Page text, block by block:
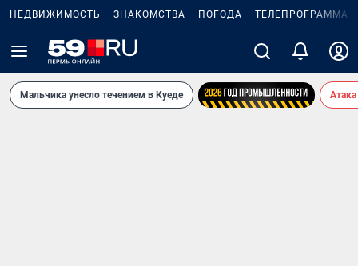
НЕДВИЖИМОСТЬ ЗНАКОМСТВА ПОГОДА ТЕЛЕПРОГРАММА
Мальчика унесло течением в Куеде